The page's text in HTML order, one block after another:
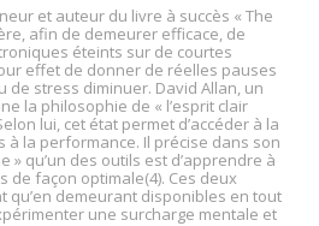
et auteur du livre à succès « The
afin de demeurer efficace, de
éteints sur de courtes
effet de donner de réelles pauses
de stress diminuer. David Allan, un
la philosophie de « l’esprit clair
lui, cet état permet d’accéder à la
à la performance. Il précise dans son
» qu’un des outils est d’apprendre à
de façon optimale(4). Ces deux
qu’en demeurant disponibles en tout
une surcharge mentale et